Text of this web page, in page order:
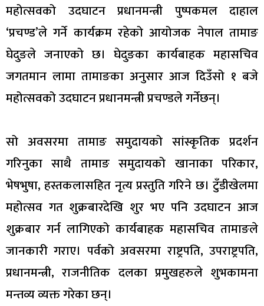
महोत्सवको उदघाटन प्रधानमन्त्री पुष्पकमल दाहाल
‘प्रचण्ड’ले गर्ने कार्यक्रम रहेको आयोजक नेपाल तामाङ
घेदुङले जनाएको छ। घेदुङका कार्यबाहक महासचिव
जगतमान लामा तामाङका अनुसार आज दिउँसो १ बजे
महोत्सवको उदघाटन प्रधानमन्त्री प्रचण्डले गर्नेछन्।
सो अवसरमा तामाङ समुदायको सांस्कृतिक प्रदर्शन
गरिनुका साथै तामाङ समुदायको खानाका परिकार,
भेषभुषा, हस्तकलासहित नृत्य प्रस्तुति गरिने छ। टुँडीखेलमा
महोत्सव गत शुक्रबारदेखि शुर भए पनि उदघाटन आज
शुक्रबार गर्न लागिएको कार्यबाहक महासचिव तामाङले
जानकारी गराए। पर्वको अवसरमा राष्ट्रपति, उपराष्ट्रपति,
प्रधानमन्त्री, राजनीतिक दलका प्रमुखहरुले शुभकामना
मन्तव्य व्यक्त गरेका छन्।